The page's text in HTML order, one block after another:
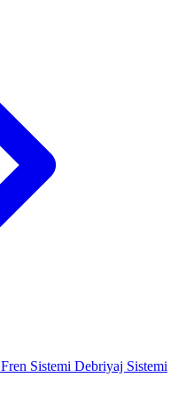
Fren Sistemi Debriyaj Sistemi